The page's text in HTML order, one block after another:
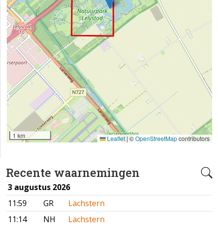
Recente waarnemingen
3 augustus 2026
11:59
GR
Lachstern
11:14
NH
Lachstern
1 km Leaflet | ©OpenStreetMapcontributors